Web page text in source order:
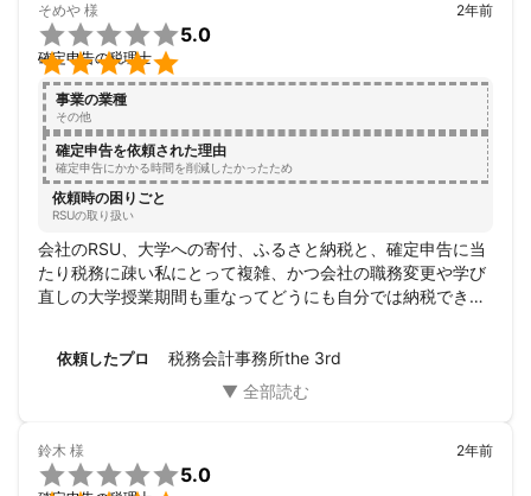
そめや 様


5.0
確定申告の税理士
2年前
事業の業種
その他
確定申告を依頼された理由
確定申告にかかる時間を削減したかったため
依頼時の困りごと
RSUの取り扱い
会社のRSU、大学への寄付、ふるさと納税と、確定申告に当
たり税務に疎い私にとって複雑、かつ会社の職務変更や学び
直しの大学授業期間も重なってどうにも自分では納税できな
件を詰めていく中で手数料価格もさることながらRSUの取り
扱いについて長けているように思われ、the 3rdさんにお願い
依頼したプロ 税務会計事務所the 3rd
鈴木 様
5.0
2年前